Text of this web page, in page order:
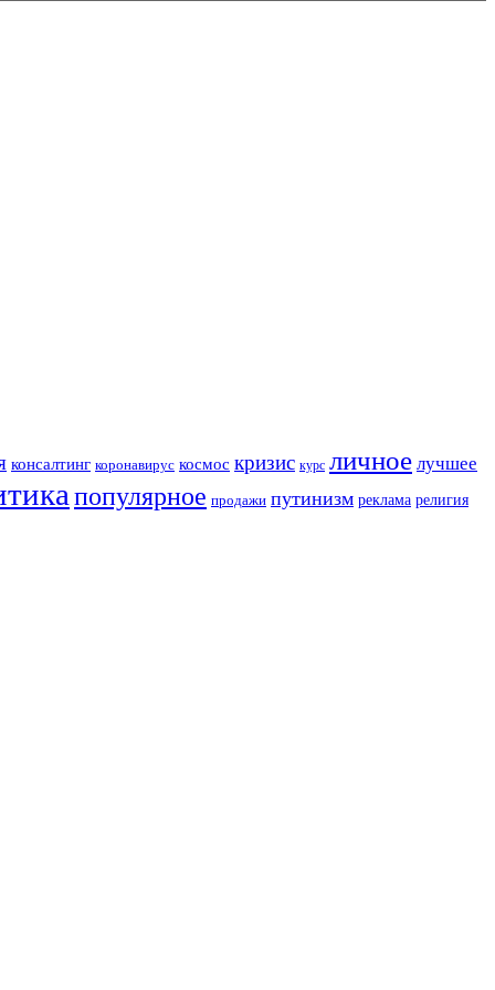
консалтинг коронавирус космос кризис курс личное лучшее
популярное продажи путинизм реклама религия